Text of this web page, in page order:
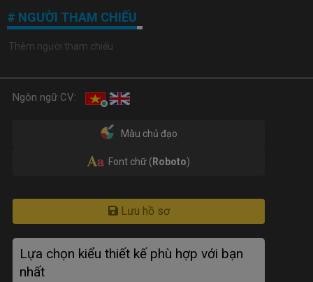
# NGƯỜI THAM CHIẾU
Ngôn ngữ CV:
Màu chủ đạo
Font chữ ( Roboto)
Lưu hồ sơ
Lựa chọn kiểu thiết kế phù hợp với bạn
nhất